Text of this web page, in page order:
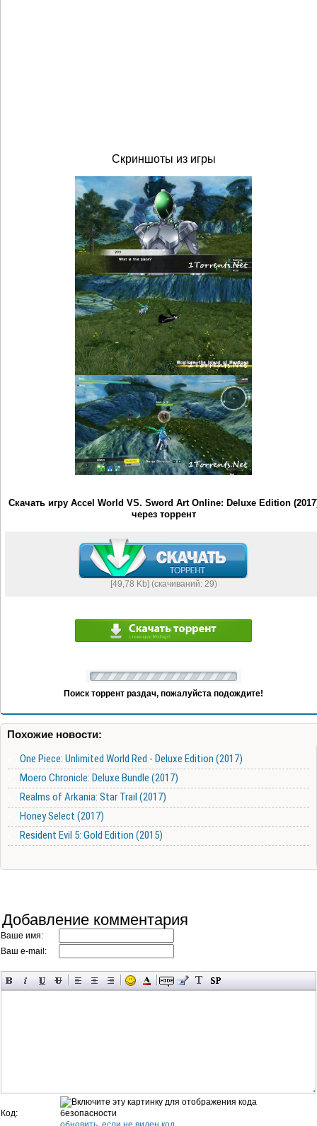
Скриншоты из игры
Скачать игру Accel World VS. Sword Art Online: Deluxe Edition
через торрент
[49,78 Kb] (cкачиваний: 29)
Поиск торрент раздач, пожалуйста подождите!
Похожие новости:
One Piece: Unlimited World Red - Deluxe Edition (2017)
Moero Chronicle: Deluxe Bundle (2017)
Realms of Arkania: Star Trail (2017)
Honey Select (2017)
Resident Evil 5: Gold Edition (2015)
Добавление комментария
Ваше имя:
Ваш e-mail:
Код: